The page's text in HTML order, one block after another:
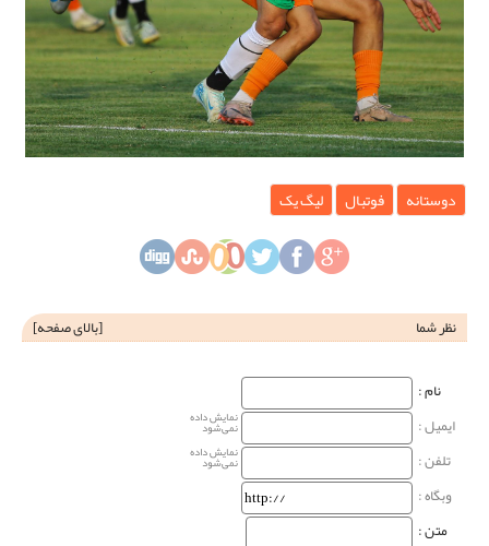
دوستانه فوتبال لیگ یک
نظر شما [بالای صفحه]
نام‌ :
ایمیل :
نمایش داده
نمی‌شود
تلفن : نمایش داده
نمی‌شود
وبگاه‌ :
متن :